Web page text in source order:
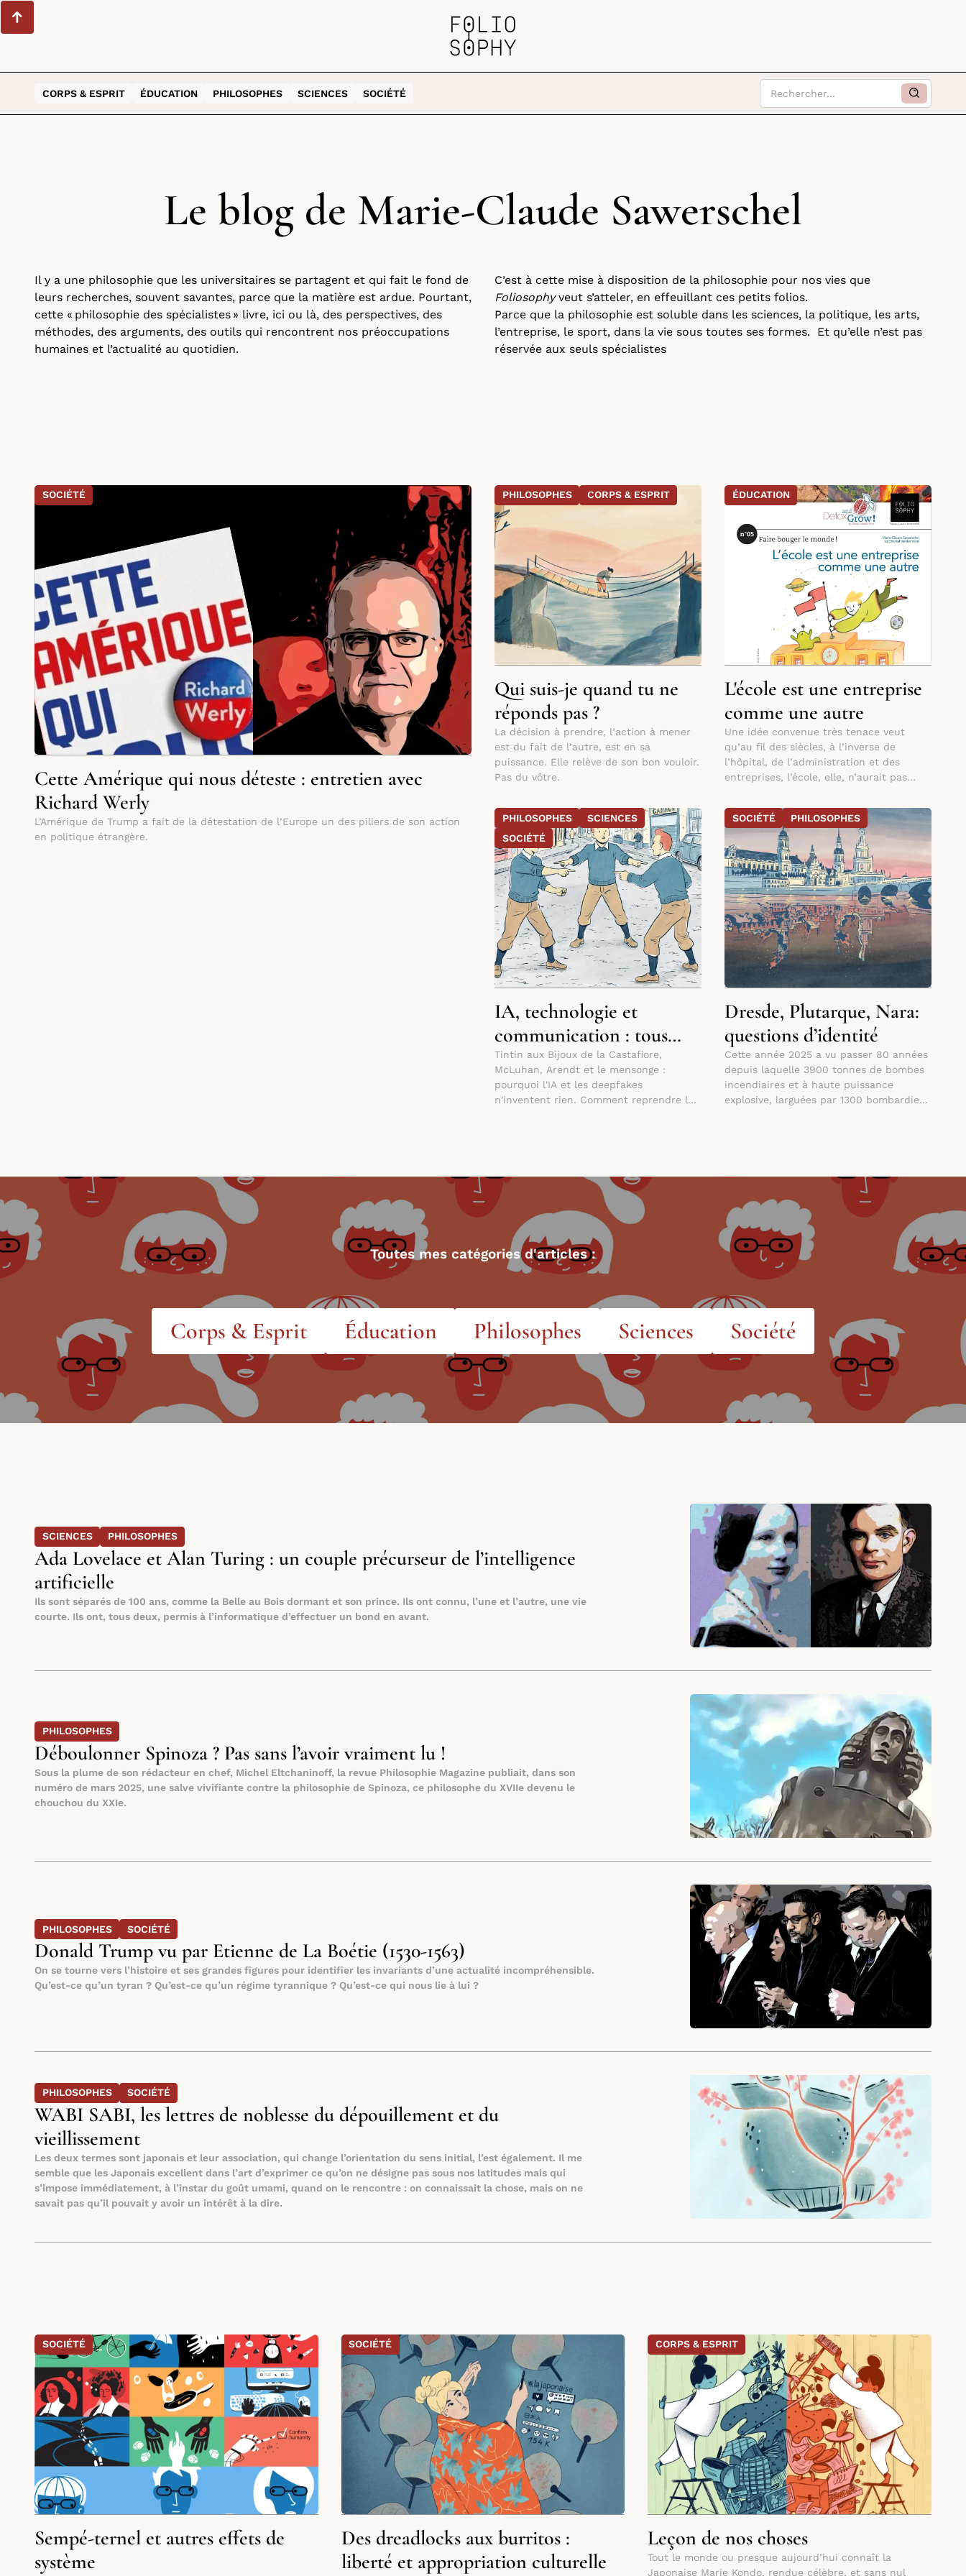
CORPS & ESPRIT ÉDUCATION PHILOSOPHES SCIENCES SOCIÉTÉ
Le blog de Marie-Claude Sawerschel
Il y a une philosophie que les universitaires se partagent et qui fait le fond de
leurs recherches, souvent savantes, parce que la matière est ardue. Pourtant,
cette « philosophie des spécialistes » livre, ici ou là, des perspectives, des
méthodes, des arguments, des outils qui rencontrent nos préoccupations
humaines et l’actualité au quotidien.
C’est à cette mise à disposition de la philosophie pour nos vies que
Foliosophyveut s’atteler, en effeuillant ces petits folios.
Parce que la philosophie est soluble dans les sciences, la politique, les arts,
l’entreprise, le sport, dans la vie sous toutes ses formes. Et qu’elle n’est pas
réservée aux seuls spécialistes
SOCIÉTÉ
Cette Amérique qui nous déteste : entretien avec
Richard Werly
L’Amérique de Trump a fait de la détestation de l’Europe un des piliers de son action
en politique étrangère.
PHILOSOPHES CORPS & ESPRIT
Qui suis-je quand tu ne
réponds pas ?
La décision à prendre, l’action à mener
est du fait de l’autre, est en sa
puissance. Elle relève de son bon vouloir.
Pas du vôtre.
ÉDUCATION
L'école est une entreprise
comme une autre
Une idée convenue très tenace veut
qu’au fil des siècles, à l’inverse de
l’hôpital, de l’administration et des
entreprises, l’école, elle, n’aurait pas
PHILOSOPHES
SCIENCES
SOCIÉTÉ
IA, technologie et
communication : tous
faussaires ?
Tintin aux Bijoux de la Castafiore,
McLuhan, Arendt et le mensonge :
pourquoi l'IA et les deepfakes
n'inventent rien. Comment reprendre la
SOCIÉTÉ PHILOSOPHES
Dresde, Plutarque, Nara:
questions d’identité
Cette année 2025 a vu passer 80 années
depuis laquelle 3900 tonnes de bombes
incendiaires et à haute puissance
explosive, larguées par 1300 bombardiers
Toutes mes catégories d'articles :
Corps & Esprit Éducation Philosophes Sciences Société
SCIENCES PHILOSOPHES
Ada Lovelace et Alan Turing : un couple précurseur de l’intelligence
artificielle
Ils sont séparés de 100 ans, comme la Belle au Bois dormant et son prince. Ils ont connu, l’une et l’autre, une vie
courte. Ils ont, tous deux, permis à l’informatique d’effectuer un bond en avant.
PHILOSOPHES
Déboulonner Spinoza ? Pas sans l’avoir vraiment lu !
Sous la plume de son rédacteur en chef, Michel Eltchaninoff, la revue Philosophie Magazine publiait, dans son
numéro de mars 2025, une salve vivifiante contre la philosophie de Spinoza, ce philosophe du XVIIe devenu le
chouchou du XXIe.
PHILOSOPHES SOCIÉTÉ
Donald Trump vu par Etienne de La Boétie (1530-1563)
On se tourne vers l’histoire et ses grandes figures pour identifier les invariants d’une actualité incompréhensible.
Qu’est-ce qu’un tyran ? Qu’est-ce qu’un régime tyrannique ? Qu’est-ce qui nous lie à lui ?
PHILOSOPHES SOCIÉTÉ
WABI SABI, les lettres de noblesse du dépouillement et du
vieillissement
Les deux termes sont japonais et leur association, qui change l’orientation du sens initial, l’est également. Il me
semble que les Japonais excellent dans l’art d’exprimer ce qu’on ne désigne pas sous nos latitudes mais qui
s’impose immédiatement, à l’instar du goût umami, quand on le rencontre : on connaissait la chose, mais on ne
savait pas qu’il pouvait y avoir un intérêt à la dire.
SOCIÉTÉ
Sempé-ternel et autres effets de
système
SOCIÉTÉ
Des dreadlocks aux burritos :
liberté et appropriation culturelle
CORPS & ESPRIT
Leçon de nos choses
Tout le monde ou presque aujourd’hui connaît la
Japonaise Marie Kondo, rendue célèbre, et sans nul